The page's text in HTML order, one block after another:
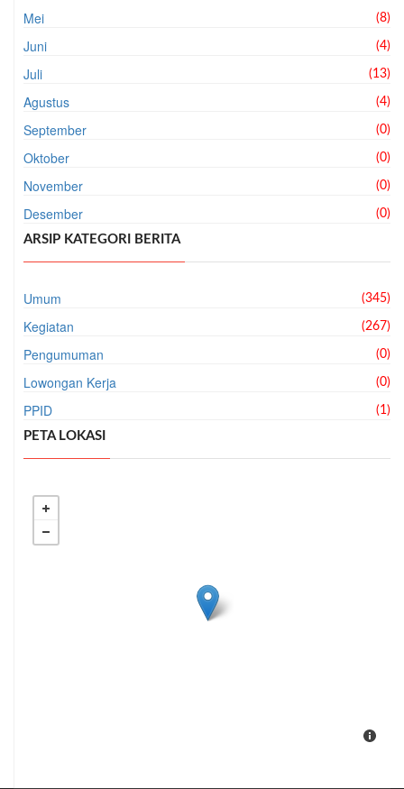
Mei (8)
Juni (4)
Juli (13)
Agustus (4)
September (0)
Oktober (0)
November (0)
Desember (0)
ARSIP KATEGORI BERITA
Umum (345)
Kegiatan (267)
Pengumuman (0)
Lowongan Kerja (0)
PPID (1)
PETA LOKASI